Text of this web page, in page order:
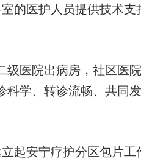
的医护人员提供技术
医院出病房，社区医院
科学、转诊流畅、共
安宁疗护分区包片工